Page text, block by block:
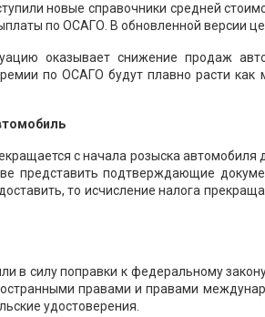
новые справочники средней
по ОСАГО. В обновленной версии
оказывает снижение продаж
по ОСАГО будут плавно расти
с начала розыска автомобиля
представить подтверждающие
то исчисление налога
в силу поправки к федеральному
правами и правами
удостоверения.